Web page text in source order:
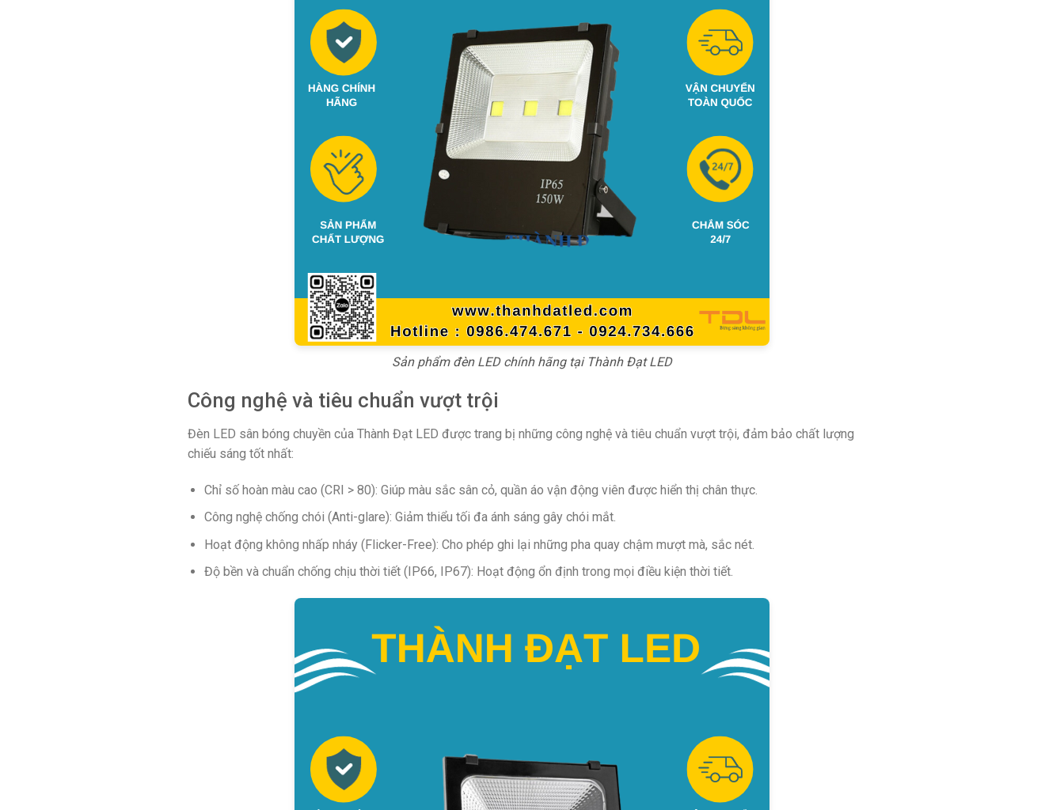
Sản phẩm đèn LED chính hãng tại Thành Đạt LED
Công nghệ và tiêu chuẩn vượt trội
Đèn LED sân bóng chuyền của Thành Đạt LED được trang bị những công nghệ và tiêu chuẩn vượt trội, đảm bảo chất lượng
chiếu sáng tốt nhất:
Chỉ số hoàn màu cao (CRI > 80): Giúp màu sắc sân cỏ, quần áo vận động viên được hiển thị chân thực.
Công nghệ chống chói (Anti-glare): Giảm thiểu tối đa ánh sáng gây chói mắt.
Hoạt động không nhấp nháy (Flicker-Free): Cho phép ghi lại những pha quay chậm mượt mà, sắc nét.
Độ bền và chuẩn chống chịu thời tiết (IP66, IP67): Hoạt động ổn định trong mọi điều kiện thời tiết.